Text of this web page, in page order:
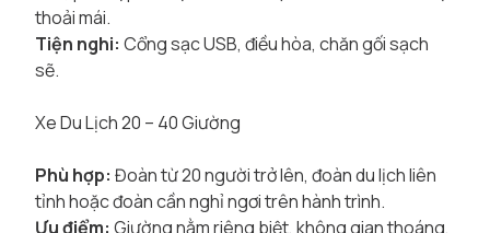
thoải mái.
Tiện nghi: Cổng sạc USB, điều hòa, chăn gối sạch
sẽ.
Xe Du Lịch 20 – 40 Giường
Phù hợp: Đoàn từ 20 người trở lên, đoàn du lịch liên
tỉnh hoặc đoàn cần nghỉ ngơi trên hành trình.
Ưu điểm: Giường nằm riêng biệt, không gian thoáng,